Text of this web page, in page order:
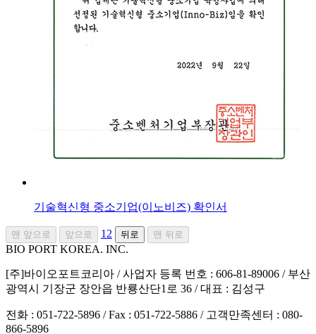
기술혁신형 중소기업(이노비즈) 확인서
맨 앞으로 앞으로 1 2 뒤로 맨 뒤로
BIO PORT KOREA. INC.
[주]바이오포트코리아 / 사업자 등록 번호 : 606-81-89006 / 부산
광역시 기장군 장안읍 반룡산단1로 36 / 대표 : 김성구
전화 : 051-722-5896 / Fax : 051-722-5886 / 고객만족센터 : 080-
866-5896